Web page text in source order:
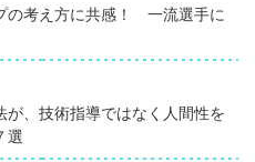
の考え方に共感！ 一流選手に
、技術指導ではなく人間性を
選